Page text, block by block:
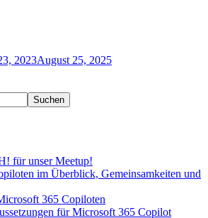
2023August 25, 2025
Suchen
für unser Meetup!
im Überblick, Gemeinsamkeiten und
365 Copiloten
für Microsoft 365 Copilot